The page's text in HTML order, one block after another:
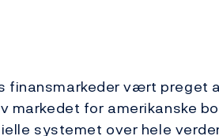
finansmarkeder vært preget
markedet for amerikanske
systemet over hele